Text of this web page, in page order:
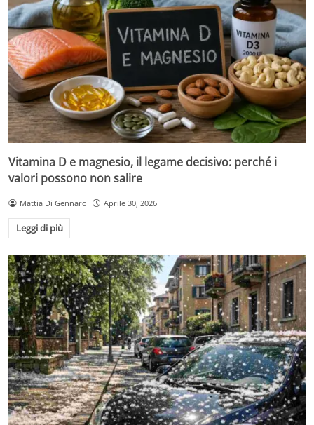
Vitamina D e magnesio, il legame decisivo: perché i
valori possono non salire
Mattia Di Gennaro Aprile 30, 2026
Leggi di più